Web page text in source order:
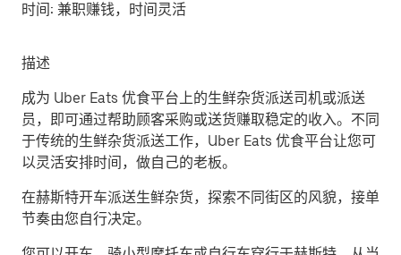
时间: 兼职赚钱，时间灵活
描述
成为 Uber Eats 优食平台上的生鲜杂货派送司机或派送
员，即可通过帮助顾客采购或送货赚取稳定的收入。不同
于传统的生鲜杂货派送工作，Uber Eats 优食平台让您可
以灵活安排时间，做自己的老板。
在赫斯特开车派送生鲜杂货，探索不同街区的风貌，接单
节奏由您自行决定。